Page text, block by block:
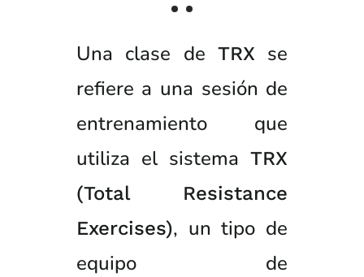
Una clase de TRX
se
refiere a una sesión de
entrenamiento que
utiliza el sistemaTRX
(Total Resistance
Exercises), un tipo de
equipo de